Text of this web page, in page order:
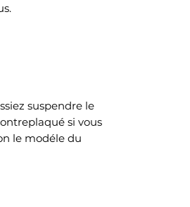
suspendre le
si vous
le modéle du